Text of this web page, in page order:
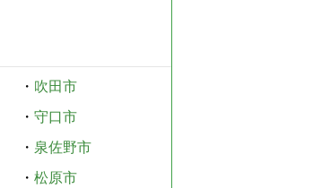
・ 吹田市
・ 守口市
・ 泉佐野市
・ 松原市